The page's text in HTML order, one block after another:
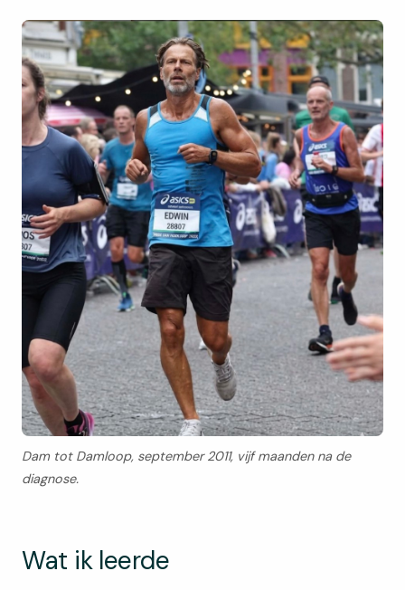
Dam tot Damloop, september 2011, vijf maanden na de
diagnose.
Wat ik leerde